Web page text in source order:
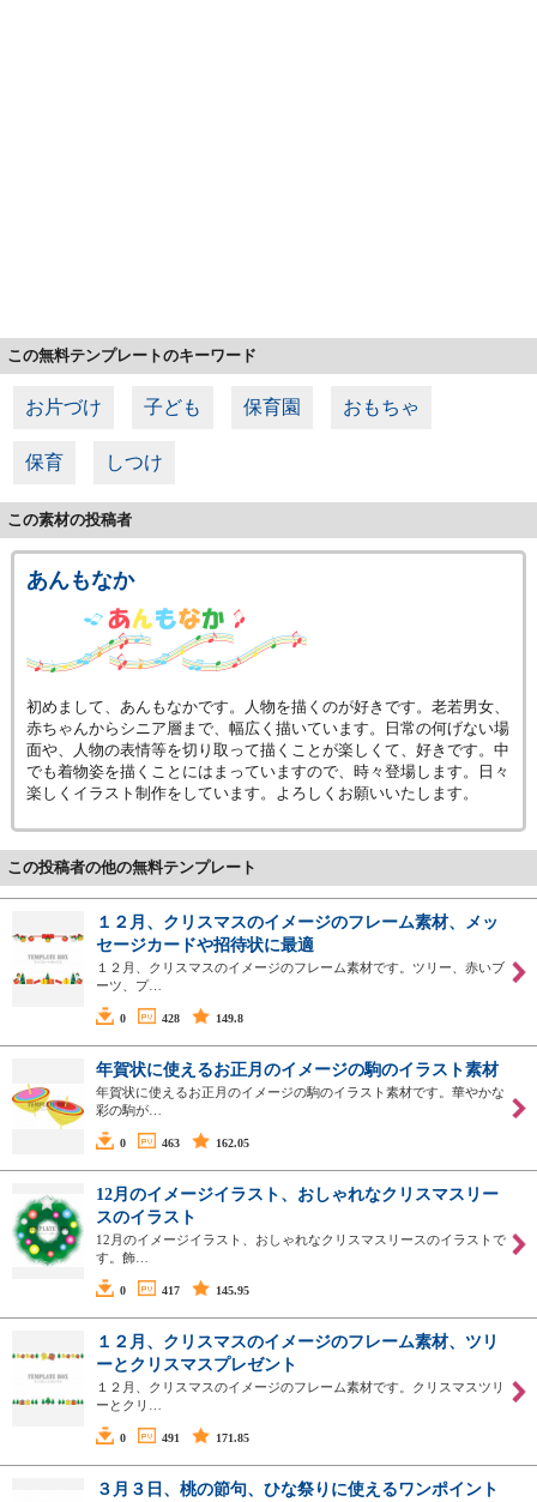
この無料テンプレートのキーワード
お片づけ 子ども 保育園 おもちゃ
保育 しつけ
この素材の投稿者
あんもなか
初めまして、あんもなかです。人物を描くのが好きです。老若男女、
赤ちゃんからシニア層まで、幅広く描いています。日常の何げない場
面や、人物の表情等を切り取って描くことが楽しくて、好きです。中
でも着物姿を描くことにはまっていますので、時々登場します。日々
楽しくイラスト制作をしています。よろしくお願いいたします。
この投稿者の他の無料テンプレート
１２月、クリスマスのイメージのフレーム素材、メッ
セージカードや招待状に最適
１２月、クリスマスのイメージのフレーム素材です。ツリー、赤いブ
ーツ、プ…
0 428 149.8
年賀状に使えるお正月のイメージの駒のイラスト素材
年賀状に使えるお正月のイメージの駒のイラスト素材です。華やかな
彩の駒が…
0 463 162.05
12月のイメージイラスト、おしゃれなクリスマスリー
スのイラスト
12月のイメージイラスト、おしゃれなクリスマスリースのイラストで
す。飾…
0 417 145.95
１２月、クリスマスのイメージのフレーム素材、ツリ
ーとクリスマスプレゼント
１２月、クリスマスのイメージのフレーム素材です。クリスマスツリ
ーとクリ…
0 491 171.85
３月３日、桃の節句、ひな祭りに使えるワンポイント